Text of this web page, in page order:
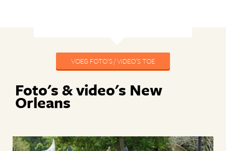
VOEG FOTO'S / VIDEO'S TOE
Foto's & video's New
Orleans